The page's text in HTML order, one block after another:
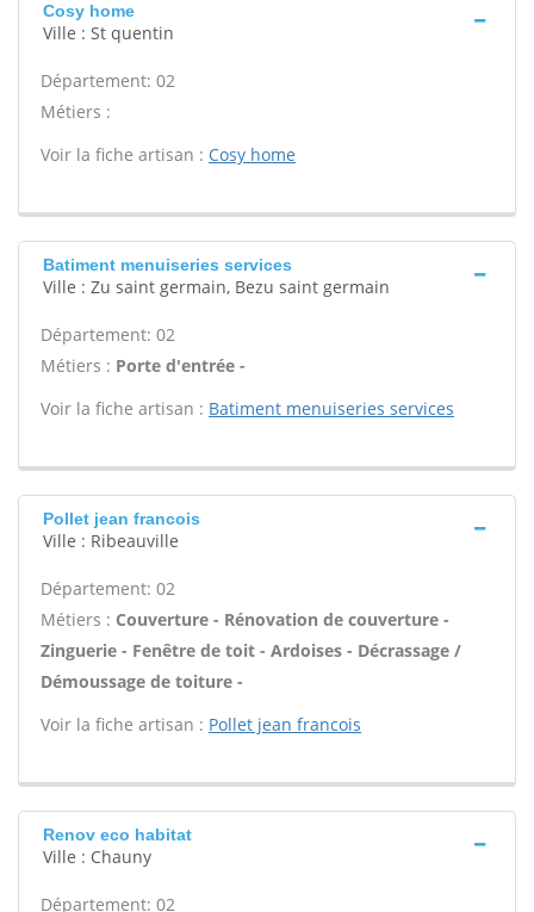
Cosy home
Ville : St quentin
Département: 02
Métiers :
Voir la fiche artisan : Cosy home
Batiment menuiseries services
Ville : Zu saint germain, Bezu saint germain
Département: 02
Métiers : Porte d'entrée -
Voir la fiche artisan : Batiment menuiseries services
Pollet jean francois
Ville : Ribeauville
Département: 02
Métiers : Couverture - Rénovation de couverture -
Zinguerie - Fenêtre de toit - Ardoises - Décrassage /
Démoussage de toiture -
Voir la fiche artisan : Pollet jean francois
Renov eco habitat
Ville : Chauny
Département: 02